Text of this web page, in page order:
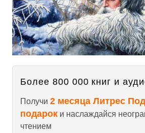
Более 800 000 книг и
Получи 2 месяца Литрес
подарок и наслаждайся
чтением